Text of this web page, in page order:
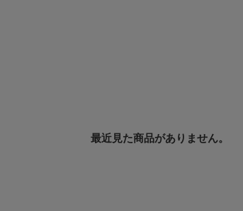
最近見た商品がありません。